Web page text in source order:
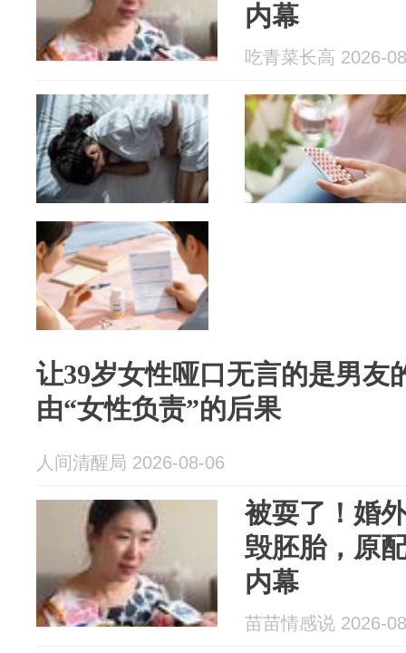
内幕
吃青菜长高 2026-
让39岁女性哑口无言的是男友
由“女性负责”的后果
人间清醒局 2026-08-06
被耍了！婚
毁胚胎，原
内幕
苗苗情感说 2026-